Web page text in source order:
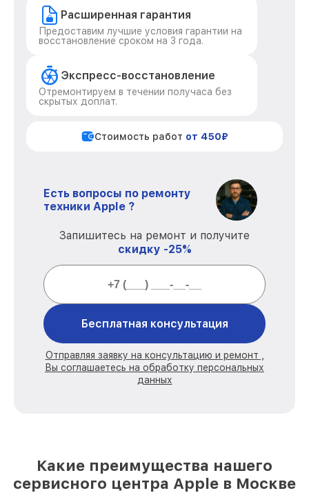
Расширенная гарантия
Предоставим лучшие условия гарантии на
восстановление сроком на 3 года.
Экспресс-восстановление
Отремонтируем в течении получаса без
скрытых доплат.
Стоимость работ от 450₽
Есть вопросы по ремонту
техники Apple ?
Запишитесь на ремонт и получите
скидку -25%
Бесплатная консультация
Отправляя заявку на консультацию и ремонт ,
Вы соглашаетесь на обработку персональных
данных
Какие преимущества нашего
сервисного центра Apple в Москве